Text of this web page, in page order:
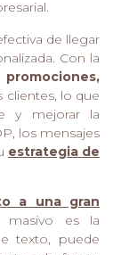
de llegar
Con la
clientes, lo que
y mejorar la
los mensajes
estrategia de
a una gran
es la
texto, puede